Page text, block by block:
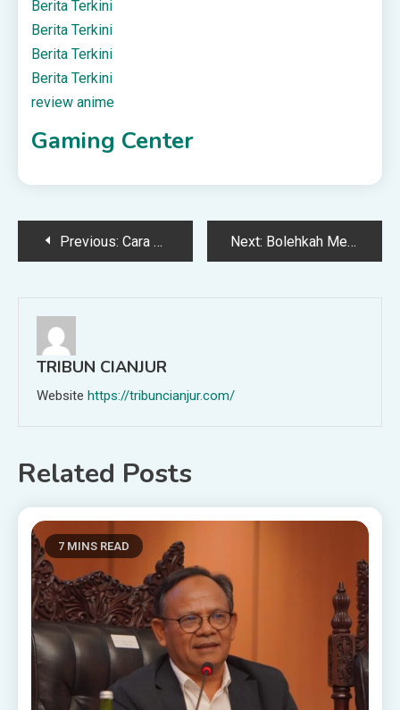
Berita Terkini
Berita Terkini
Berita Terkini
Berita Terkini
review anime
Gaming Center
PostPrevious: Cara memilih kartu perdana XL untuk modem Next: Bolehkah Mengganti âKata Gantiâ dalam Al-Quran dengan Tujuan Berdoa
TRIBUN CIANJUR
Website https://tribuncianjur.com/
Related Posts
7 MINS READ